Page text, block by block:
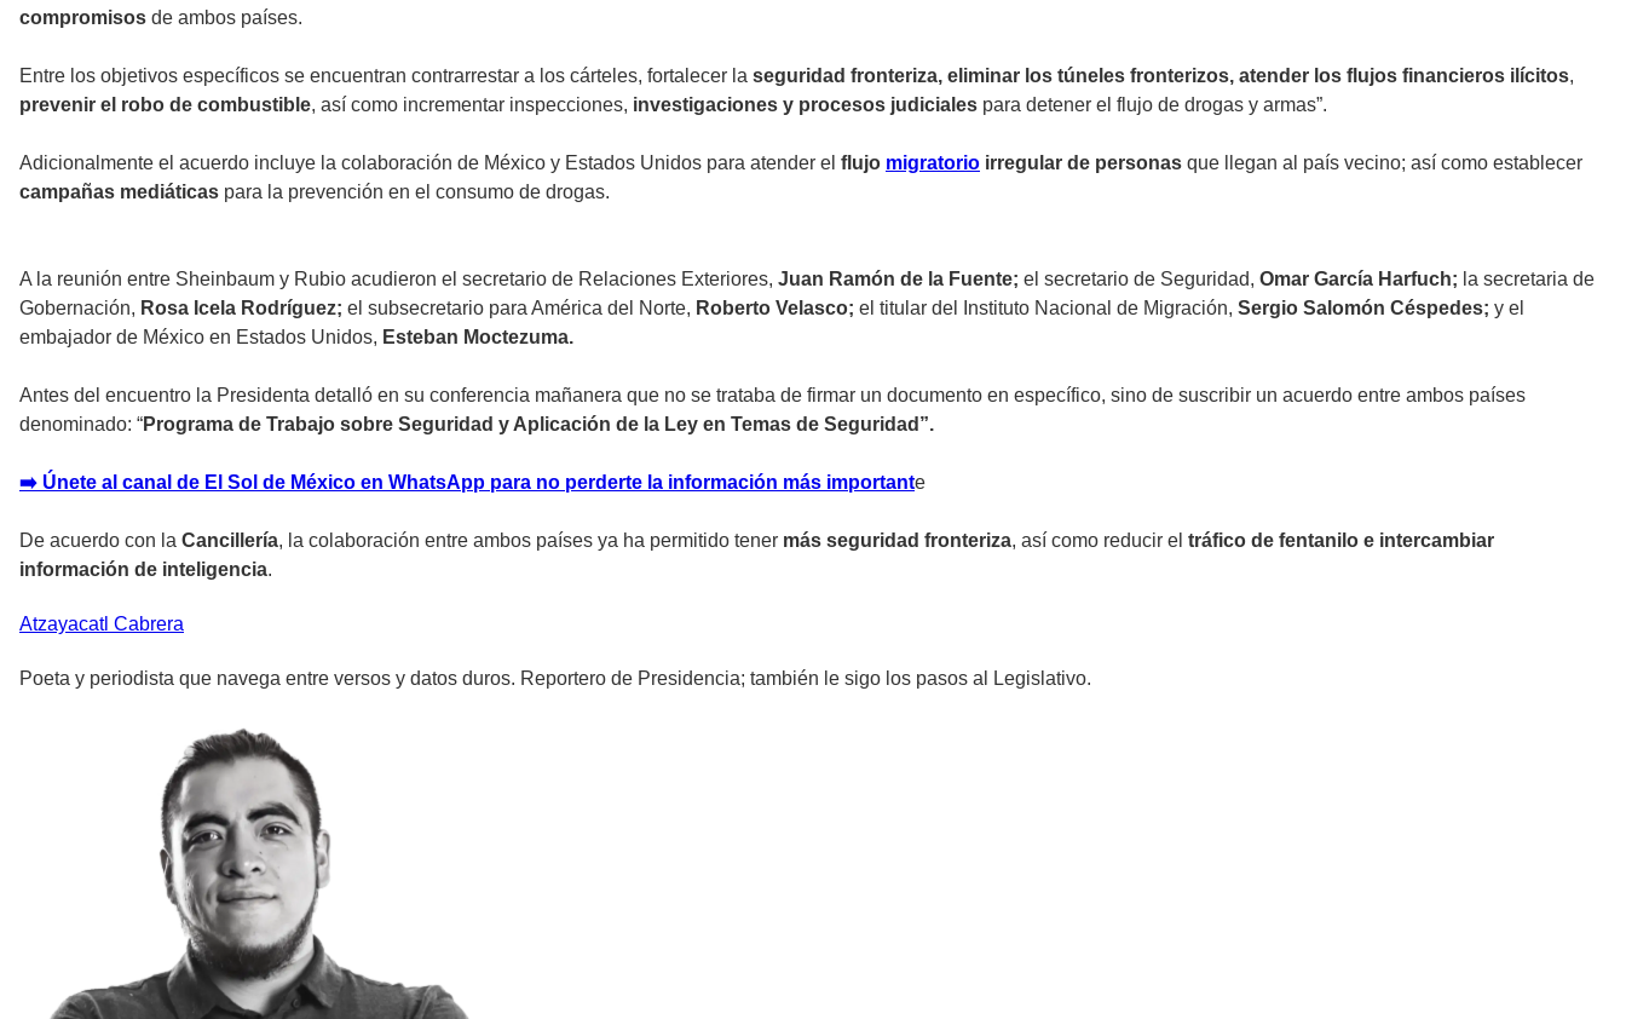
compromisos de ambos países.
Entre los objetivos específicos se encuentran contrarrestar a los cárteles, fortalecer la seguridad fronteriza, eliminar los túneles fronterizos, atender los flujos financieros ilícitos,
prevenir el robo de combustible, así como incrementar inspecciones, investigaciones y procesos judiciales para detener el flujo de drogas y armas”.
Adicionalmente el acuerdo incluye la colaboración de México y Estados Unidos para atender el flujo migratorio irregular de personas que llegan al país vecino; así como establecer
campañas mediáticas para la prevención en el consumo de drogas.
A la reunión entre Sheinbaum y Rubio acudieron el secretario de Relaciones Exteriores, Juan Ramón de la Fuente; el secretario de Seguridad, Omar García Harfuch; la secretaria de
Gobernación, Rosa Icela Rodríguez; el subsecretario para América del Norte, Roberto Velasco; el titular del Instituto Nacional de Migración, Sergio Salomón Céspedes; y el
embajador de México en Estados Unidos, Esteban Moctezuma.
Antes del encuentro la Presidenta detalló en su conferencia mañanera que no se trataba de firmar un documento en específico, sino de suscribir un acuerdo entre ambos países
denominado: “Programa de Trabajo sobre Seguridad y Aplicación de la Ley en Temas de Seguridad”.
➡️ Únete al canal de El Sol de México en WhatsApp para no perderte la información más importante
De acuerdo con la Cancillería, la colaboración entre ambos países ya ha permitido tener más seguridad fronteriza, así como reducir el tráfico de fentanilo e intercambiar
información de inteligencia.
Atzayacatl Cabrera
Poeta y periodista que navega entre versos y datos duros. Reportero de Presidencia; también le sigo los pasos al Legislativo.